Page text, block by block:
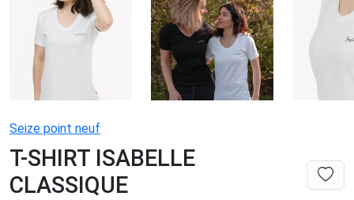
Seize point neuf
T-SHIRT ISABELLE
CLASSIQUE